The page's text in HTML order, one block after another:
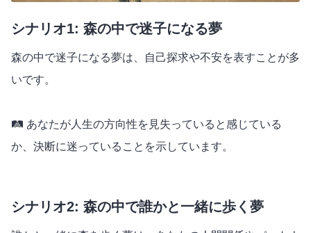
シナリオ1: 森の中で迷子になる夢
森の中で迷子になる夢は、自己探求や不安を表すことが多
いです。
🛤 あなたが人生の方向性を見失っていると感じている
か、決断に迷っていることを示しています。
シナリオ2: 森の中で誰かと一緒に歩く夢